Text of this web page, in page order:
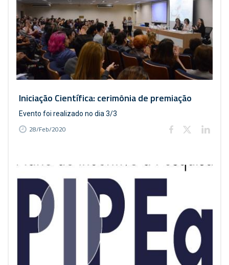
Iniciação Científica: cerimônia de premiação
Evento foi realizado no dia 3/3
28/Feb/2020